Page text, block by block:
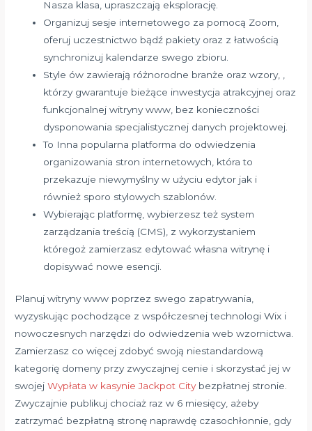
Nasza klasa, upraszczają eksplorację.
Organizuj sesje internetowego za pomocą Zoom,
oferuj uczestnictwo bądź pakiety oraz z łatwością
synchronizuj kalendarze swego zbioru.
Style ów zawierają różnorodne branże oraz wzory, ,
którzy gwarantuje bieżące inwestycja atrakcyjnej oraz
funkcjonalnej witryny www, bez konieczności
dysponowania specjalistycznej danych projektowej.
To Inna popularna platforma do odwiedzenia
organizowania stron internetowych, która to
przekazuje niewymyślny w użyciu edytor jak i
również sporo stylowych szablonów.
Wybierając platformę, wybierzesz też system
zarządzania treścią (CMS), z wykorzystaniem
któregoż zamierzasz edytować własna witrynę i
dopisywać nowe esencji.
Planuj witryny www poprzez swego zapatrywania,
wyzyskując pochodzące z współczesnej technologi Wix i
nowoczesnych narzędzi do odwiedzenia web wzornictwa.
Zamierzasz co więcej zdobyć swoją niestandardową
kategorię domeny przy zwyczajnej cenie i skorzystać jej w
swojejWypłata w kasynie Jackpot City bezpłatnej stronie.
Zwyczajnie publikuj chociaż raz w 6 miesięcy, ażeby
zatrzymać bezpłatną stronę naprawdę czasochłonnie, gdy